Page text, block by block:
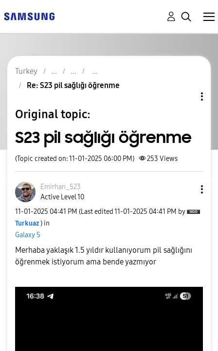
Turkey
Re: S23 pil sağlığı öğrenme
Original topic:
S23 pil sağlığı öğrenme
(Topic created on: 11-01-2025 06:00 PM) 253 Views
Emirhan_S23
Active Level 10
‎11-01-2025 04:41 PM (Last edited ‎11-01-2025 04:41 PM by
Turkuaz ) in
Galaxy S
Merhaba yaklaşık 1.5 yıldır kullanıyorum pil sağlığını
öğrenmek istiyorum ama bende yazmıyor